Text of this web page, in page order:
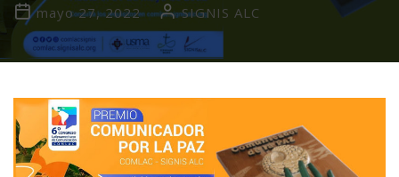
mayo 27, 2022 SIGNIS ALC